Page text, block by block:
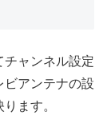
チャンネル設定
ビアンテナの設
ます。